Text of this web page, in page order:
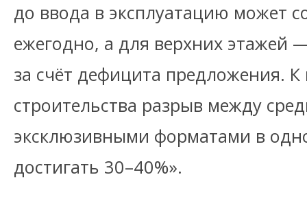
до ввода в эксплуатацию может
ежегодно, а для верхних
за счёт дефицита предложения.
строительства разрыв между
эксклюзивными форматами в
достигать 30–40%».